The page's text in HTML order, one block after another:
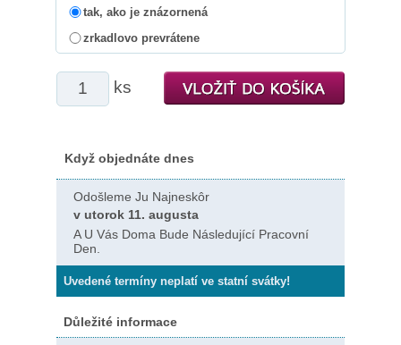
tak, ako je znázornená
zrkadlovo prevrátene
ks
Když objednáte dnes
Odošleme Ju Najneskôr
v utorok 11. augusta
A U Vás Doma Bude Následující Pracovní
Den.
Uvedené termíny neplatí ve statní svátky!
Důležité informace